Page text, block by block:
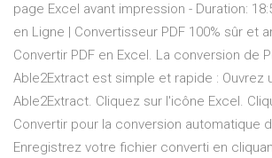
page Excel avant impression - Duration:
en Ligne | Convertisseur PDF 100% sûr et
Convertir PDF en Excel. La conversion de
Able2Extract est simple et rapide : Ouvrez
Able2Extract. Cliquez sur l'icône Excel.
Convertir pour la conversion automatique
Enregistrez votre fichier converti en